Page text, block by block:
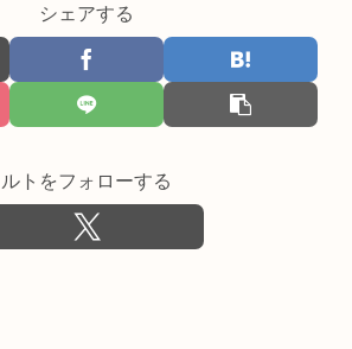
シェアする
ルトをフォローする